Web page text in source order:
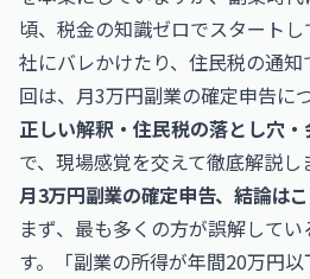
頃、税金の知識ゼロでスタート
社にバレかけたり、住民税の通
回は、月3万円副業の確定申告につ
正しい解釈・住民税の落とし穴
で、現場感覚を交えて徹底解説し
月3万円副業の確定申告、結論は
まず、最も多くの方が誤解して
す。「副業の所得が年間20万円以